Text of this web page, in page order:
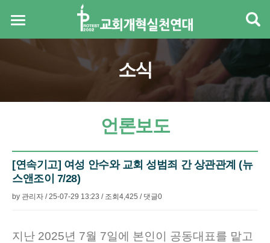
소식
언론보도
[연속기고] 여성 안수와 교회 성범죄 간 상관관계 (뉴
스앤조이 7/28)
by 관리자 /25-07-29 13:23 / 조회 4,425 / 댓글0
지난 2025년 7월 7일에 본인이 공동대표를 맡고